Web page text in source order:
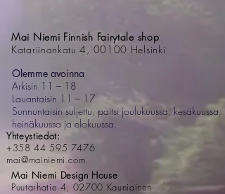
Mai Niemi Finnish Fairytale shop
Katariinankatu 4, 00100 Helsinki
Olemme avoinna
Arkisin 11 – 18
Lauantaisin 11 – 17
Sunnuntaisin suljettu, paitsi joulukuussa, kesäkuussa,
heinäkuussa ja elokuussa.
Yhteystiedot:
+358 44 595 7476
mai@mainiemi.com
Mai Niemi Design House
Puutarhatie 4, 02700 Kauniainen